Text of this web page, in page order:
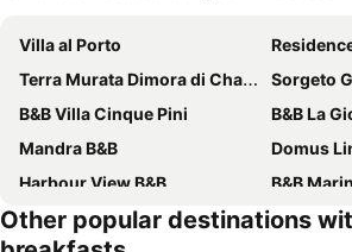
Villa al Porto
Terra Murata Dimora di Charme
Sorgeto
B&B Villa Cinque Pini
B&B La
Mandra B&B
Domus
Harbour View B&B
B&B
Sonnino B&B
Villa
Other popular destinations